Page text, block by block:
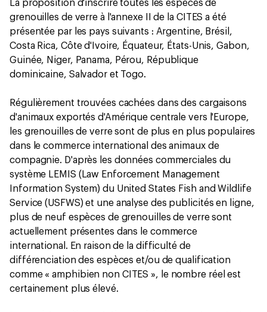
La proposition d'inscrire toutes les espèces de
grenouilles de verre à l'annexe II de la CITES a été
présentée par les pays suivants : Argentine, Brésil,
Costa Rica, Côte d'Ivoire, Équateur, États-Unis, Gabon,
Guinée, Niger, Panama, Pérou, République
dominicaine, Salvador et Togo.
Régulièrement trouvées cachées dans des cargaisons
d'animaux exportés d'Amérique centrale vers l'Europe,
les grenouilles de verre sont de plus en plus populaires
dans le commerce international des animaux de
compagnie. D'après les données commerciales du
système LEMIS (Law Enforcement Management
Information System) du United States Fish and Wildlife
Service (USFWS) et une analyse des publicités en ligne,
plus de neuf espèces de grenouilles de verre sont
actuellement présentes dans le commerce
international. En raison de la difficulté de
différenciation des espèces et/ou de qualification
comme « amphibien non CITES », le nombre réel est
certainement plus élevé.